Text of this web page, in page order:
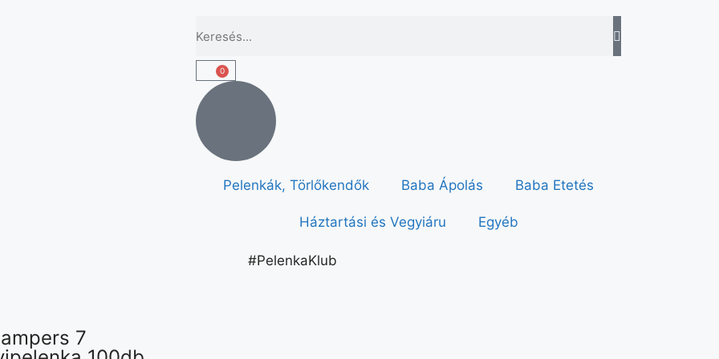
0
Pelenkák, Törlőkendők Baba Ápolás Baba Etetés
Háztartási és Vegyiáru Egyéb
#PelenkaKlub
7